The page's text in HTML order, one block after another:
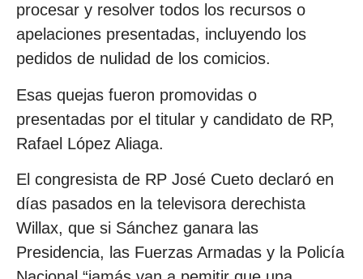
procesar y resolver todos los recursos o
apelaciones presentadas, incluyendo los
pedidos de nulidad de los comicios.
Esas quejas fueron promovidas o
presentadas por el titular y candidato de RP,
Rafael López Aliaga.
El congresista de RP José Cueto declaró en
días pasados en la televisora derechista
Willax, que si Sánchez ganara las
Presidencia, las Fuerzas Armadas y la Policía